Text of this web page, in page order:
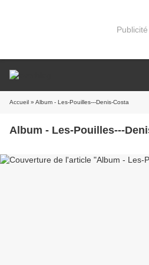
Publicité
Accueil » Album - Les-Pouilles---Denis-Costa
Album - Les-Pouilles---